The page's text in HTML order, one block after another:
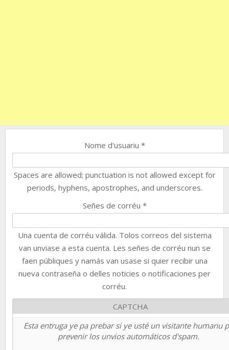
Nome d'usuariu *
Spaces are allowed; punctuation is not allowed except for
periods, hyphens, apostrophes, and underscores.
Señes de corréu *
Una cuenta de corréu válida. Tolos correos del sistema
van unviase a esta cuenta. Les señes de corréu nun se
faen públiques y namás van usase si quier recibir una
nueva contraseña o delles noticies o notificaciones per
corréu.
CAPTCHA
Esta entruga ye pa prebar si ye usté un visitante humanu
prevenir los unvios automáticos d'spam.